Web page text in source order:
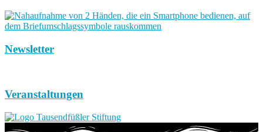
Newsletter
Veranstaltungen